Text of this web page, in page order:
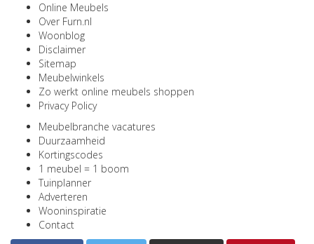
Online Meubels
Over Furn.nl
Woonblog
Disclaimer
Sitemap
Meubelwinkels
Zo werkt online meubels shoppen
Privacy Policy
Meubelbranche vacatures
Duurzaamheid
Kortingscodes
1 meubel = 1 boom
Tuinplanner
Adverteren
Wooninspiratie
Contact